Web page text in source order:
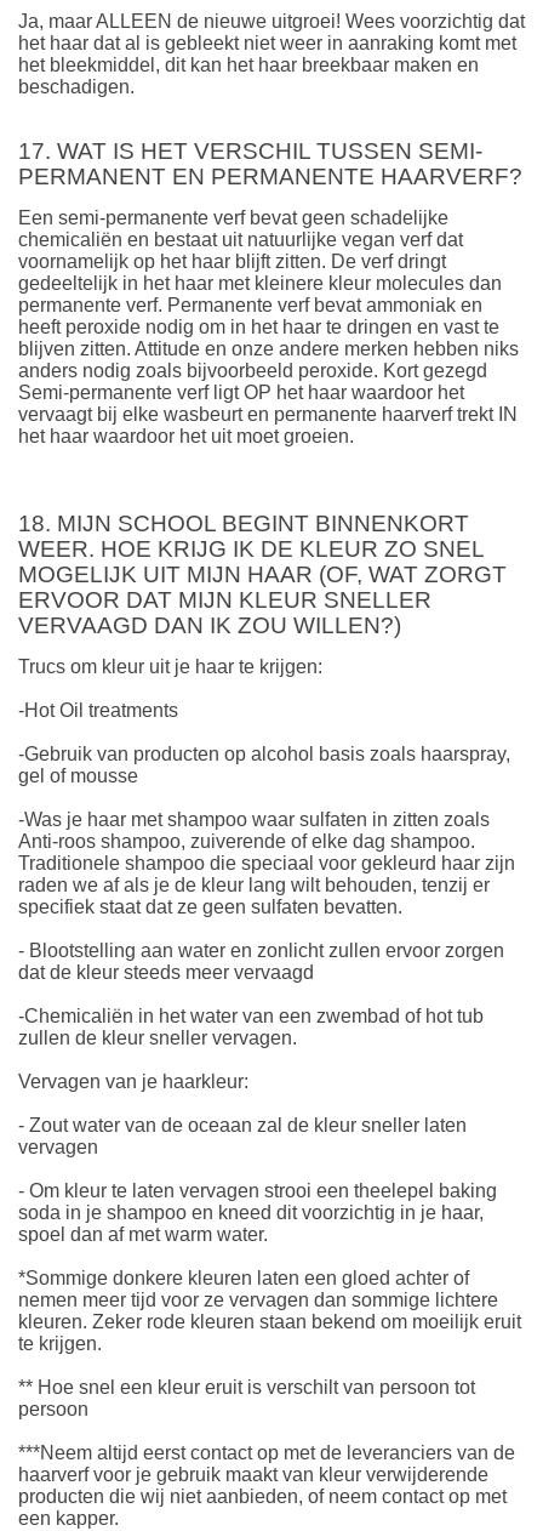
Ja, maar ALLEEN de nieuwe uitgroei! Wees voorzichtig dat
het haar dat al is gebleekt niet weer in aanraking komt met
het bleekmiddel, dit kan het haar breekbaar maken en
beschadigen.
17. WAT IS HET VERSCHIL TUSSEN SEMI-
PERMANENT EN PERMANENTE HAARVERF?
Een semi-permanente verf bevat geen schadelijke
chemicaliën en bestaat uit natuurlijke vegan verf dat
voornamelijk op het haar blijft zitten. De verf dringt
gedeeltelijk in het haar met kleinere kleur molecules dan
permanente verf. Permanente verf bevat ammoniak en
heeft peroxide nodig om in het haar te dringen en vast te
blijven zitten. Attitude en onze andere merken hebben niks
anders nodig zoals bijvoorbeeld peroxide. Kort gezegd
Semi-permanente verf ligt OP het haar waardoor het
vervaagt bij elke wasbeurt en permanente haarverf trekt IN
het haar waardoor het uit moet groeien.
18. MIJN SCHOOL BEGINT BINNENKORT
WEER. HOE KRIJG IK DE KLEUR ZO SNEL
MOGELIJK UIT MIJN HAAR (OF, WAT ZORGT
ERVOOR DAT MIJN KLEUR SNELLER
VERVAAGD DAN IK ZOU WILLEN?)
Trucs om kleur uit je haar te krijgen:
-Hot Oil treatments
-Gebruik van producten op alcohol basis zoals haarspray,
gel of mousse
-Was je haar met shampoo waar sulfaten in zitten zoals
Anti-roos shampoo, zuiverende of elke dag shampoo.
Traditionele shampoo die speciaal voor gekleurd haar zijn
raden we af als je de kleur lang wilt behouden, tenzij er
specifiek staat dat ze geen sulfaten bevatten.
- Blootstelling aan water en zonlicht zullen ervoor zorgen
dat de kleur steeds meer vervaagd
-Chemicaliën in het water van een zwembad of hot tub
zullen de kleur sneller vervagen.
Vervagen van je haarkleur:
- Zout water van de oceaan zal de kleur sneller laten
vervagen
- Om kleur te laten vervagen strooi een theelepel baking
soda in je shampoo en kneed dit voorzichtig in je haar,
spoel dan af met warm water.
*Sommige donkere kleuren laten een gloed achter of
nemen meer tijd voor ze vervagen dan sommige lichtere
kleuren. Zeker rode kleuren staan bekend om moeilijk eruit
te krijgen.
** Hoe snel een kleur eruit is verschilt van persoon tot
persoon
***Neem altijd eerst contact op met de leveranciers van de
haarverf voor je gebruik maakt van kleur verwijderende
producten die wij niet aanbieden, of neem contact op met
een kapper.